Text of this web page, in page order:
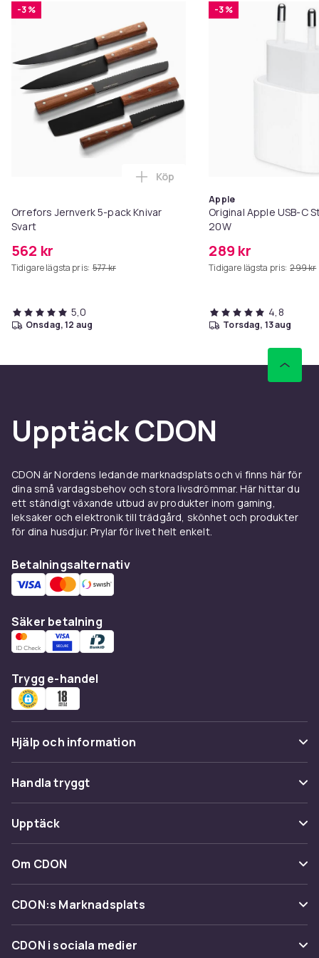
Produktsäkerhetsinformation
-3 %
Orrefors Jernverk 5-pack Knivar
Svart
562 kr
Tidigare lägsta pris: 577 kr
Lägg till Orrefors Jernverk 5-
Köp
5,0
onsdag, 12 aug
-3 %
Apple
Original Apple USB-C
20W
289 kr
Tidigare lägsta pris: 299 kr
4,8
torsdag, 13 aug
Upptäck CDON
CDON är Nordens ledande marknadsplats och vi finns här för
dina små vardagsbehov och stora livsdrömmar. Här hittar du
ett ständigt växande utbud av produkter inom gaming,
leksaker och elektronik till trädgård, skönhet och produkter
för dina husdjur. Prylar för livet helt enkelt.
Betalningsalternativ
Säker betalning
Trygg e-handel
Hjälp och information
Vanliga frågor
Spåra paket
Ångra & Returnera här
Kundservice
Handla tryggt
Betalning
Leverans
Återkallelser
Upptäck
Kategorier
Varumärken
Shopit.se
Om CDON
Om oss
Kundrecensioner
CDON:s Marknadsplats
Sälj på CDON
CDON i sociala medier